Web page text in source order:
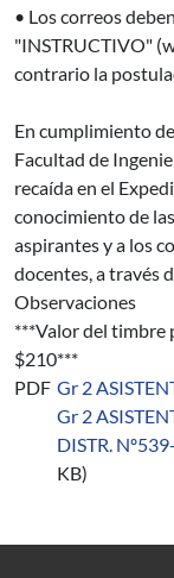
• Los correos
"INSTRUCTIVO"
contrario la
En cumplimiento
Facultad de
recaída en el
conocimiento de
aspirantes y a los
docentes, a través
Observaciones
***Valor del timbre
$210***
PDF Gr 2
Gr 2
DISTR.
KB)